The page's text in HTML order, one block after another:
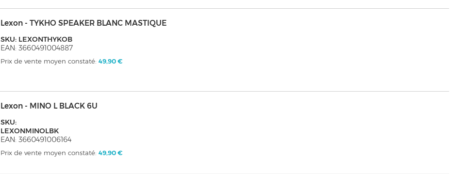
Lexon - TYKHO SPEAKER BLANC MASTIQUE
SKU: LEXONTHYKOB
EAN: 3660491004887
Prix de vente moyen constaté:49,90 €
Lexon - MINO L BLACK 6U
SKU:
LEXONMINOLBK
EAN: 3660491006164
Prix de vente moyen constaté:49,90 €